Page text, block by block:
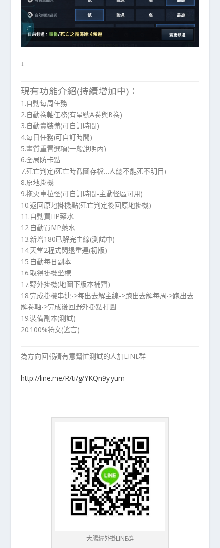
↓
現有功能介紹(持續增加中)：
1.自動每周任務
2.自動卷軸任務(有星號A卷與B卷)
3.自動賣裝備(可自訂時間)
4.每日任務(可自訂時間)
5.畫質重置選項(一般說明內)
6.全局防卡點
7.死亡判定(死亡時截圖存檔…人總不能死不明目)
8.原地掛機
9.拖火車拉怪(可自訂時間-主動怪區可用)
10.返回原地掛機點(死亡判定後回原地掛機)
11.自動買HP藥水
12.自動買MP藥水
13.新增180已解完主線(測試中)
14.天堂2程式閃退重連(初版)
15.自動每日副本
16.取得掛機坐標
17.野外掛機(地圖下版本補齊)
18.完成掛機串連->每出去解主線->跑出去解每周->跑出去
解卷軸->完成後回野外掛點打圖
19.裝備副本(測試)
20.100%符文(謠言)
為方向回報請有意幫忙測試的人加LINE群
http://line.me/R/ti/g/YKQn9ylyum
大腸經外掛LINE群